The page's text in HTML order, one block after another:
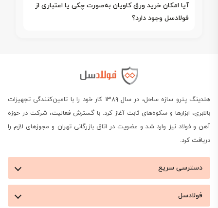
آیا امکان خرید ورق کاویان به‌صورت چکی یا اعتباری از
فولادسل وجود دارد؟
هلدینگ پترو سازه ساحل، در سال ۱۳۸۹ کار خود را با تامین‌کنندگی تجهیزات
بالابری، ابزارها و سکوه‌های ثابت آغاز کرد. با گسترش فعالیت، شرکت در حوزه
آهن و فولاد نیز وارد شد و عضویت در اتاق بازرگانی تهران و مجوزهای لازم را
دریافت کرد.
دسترسی سریع
فولادسل